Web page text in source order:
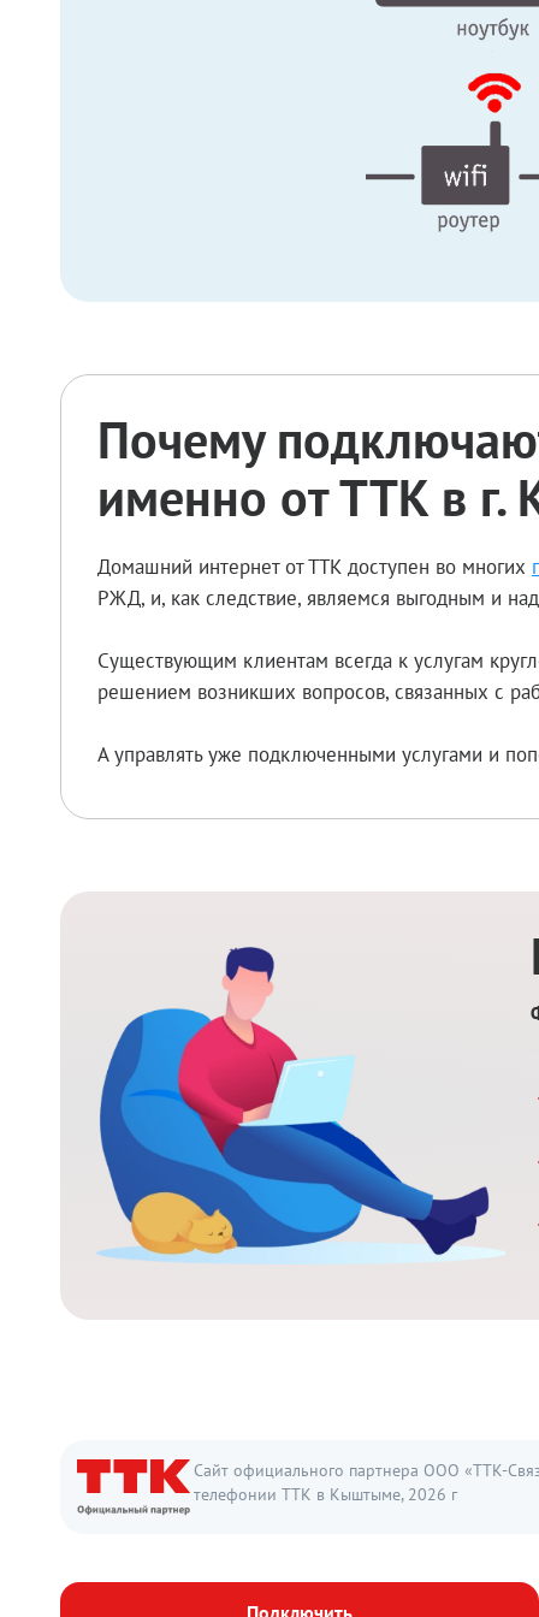
Почему
именно от ТТК в
Домашний интернет от ТТК доступен во многих
РЖД, и, как следствие, являемся выгодным и
Существующим клиентам всегда к услугам
решением возникших вопросов, связанных с
А управлять уже подключенными услугами и
Сайт официального партнера ООО «ТТК-
телефонии ТТК в Кыштыме, 2026 г